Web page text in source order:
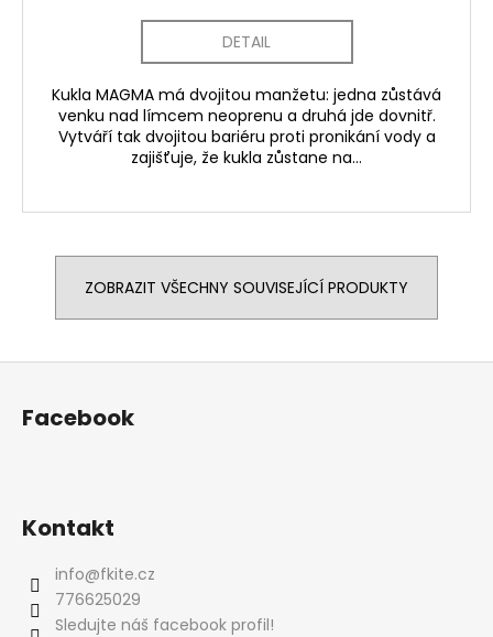
DETAIL
Kukla MAGMA má dvojitou manžetu: jedna zůstává
venku nad límcem neoprenu a druhá jde dovnitř.
Vytváří tak dvojitou bariéru proti pronikání vody a
zajišťuje, že kukla zůstane na...
ZOBRAZIT VŠECHNY SOUVISEJÍCÍ PRODUKTY
Z
Facebook
Kontakt
info@fkite.cz
776625029
Sledujte náš facebook profil!